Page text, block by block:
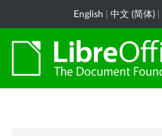
English 中文 (简体)